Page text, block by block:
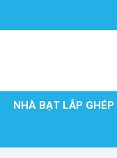
NHÀ BẠT LẮP GHÉP